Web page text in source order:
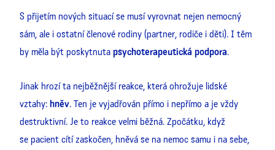
S přijetím nových situací se musí vyrovnat nejen nemocný
sám, ale i ostatní členové rodiny (partner, rodiče i děti). I těm
by měla být poskytnuta psychoterapeutická podpora.
Jinak hrozí ta nejběžnější reakce, která ohrožuje lidské
vztahy: hněv. Ten je vyjadřován přímo i nepřímo a je vždy
destruktivní. Je to reakce velmi běžná. Zpočátku, když
se pacient cítí zaskočen, hněvá se na nemoc samu i na sebe,